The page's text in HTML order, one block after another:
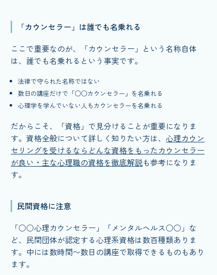
「カウンセラー」は誰でも名乗れる
ここで重要なのが、「カウンセラー」という名称自体
は、誰でも名乗れるという事実です。
法律で守られた名称ではない
数日の講座だけで「○○カウンセラー」を名乗れる
心理学を学んでいない人もカウンセラーを名乗れる
だからこそ、「資格」で見分けることが重要になりま
す。資格全般について詳しく知りたい方は、 心理カウン
セリングを受けるならどんな資格をもったカウンセラー
が良い・主な心理職の資格を徹底解説も参考になりま
す。
民間資格に注意
「○○心理カウンセラー」「メンタルヘルス○○」な
ど、民間団体が認定する心理系資格は数百種類ありま
す。中には数時間〜数日の講座で取得できるものもあり
ます。